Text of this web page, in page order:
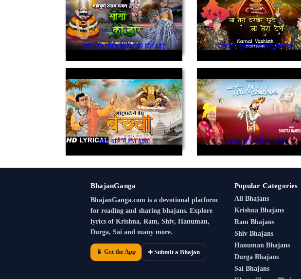
देदो दर्शन श्याम मुझको मेरे दिन थोड़े विनती है तुमसे यही खाटू के नरेश
खाटू वाले मै तेरा बच्चा जबसे हुई है तेरी मेहरबानी
BhajanGanga
BhajanGanga.com is a devotional platform
for reading and sharing bhajans. Explore
lyrics of Krishna, Ram, Shiv, Hanuman,
Durga, Sai and many more.
📱 Get the App ➕ Submit a Bhajan
Popular Categories
All Bhajans
Krishna Bhajans
Ram Bhajans
Shiv Bhajans
Hanuman Bhajans
Durga Bhajans
Sai Bhajans